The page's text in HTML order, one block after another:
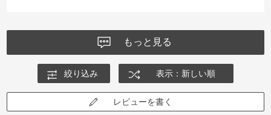
もっと見る
絞り込み 表示：新しい順
レビューを書く